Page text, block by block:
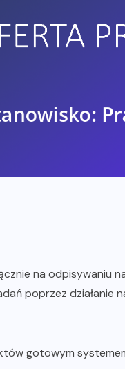
na odpisywaniu
poprzez działanie
gotowym